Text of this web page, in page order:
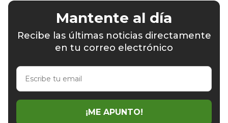
Mantente al día
Recibe las últimas noticias directamente
en tu correo electrónico
Escribe
email
¡ME APUNTO!